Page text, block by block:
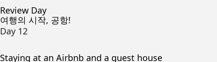
Review Day
여행의 시작, 공항!
Day 12
Staying at an Airbnb and a guest house